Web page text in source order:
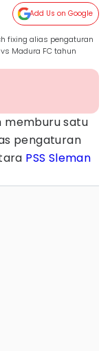
Add Us on Google
fixing alias pengaturan
Madura FC tahun
memburu satu
pengaturan
PSS Sleman